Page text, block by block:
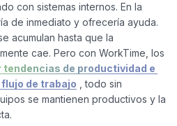
con sistemas internos. En la
de inmediato y ofrecería ayuda.
acumulan hasta que la
cae. Pero con WorkTime, los
tendencias de productividad e
de trabajo , todo sin
se mantienen productivos y la